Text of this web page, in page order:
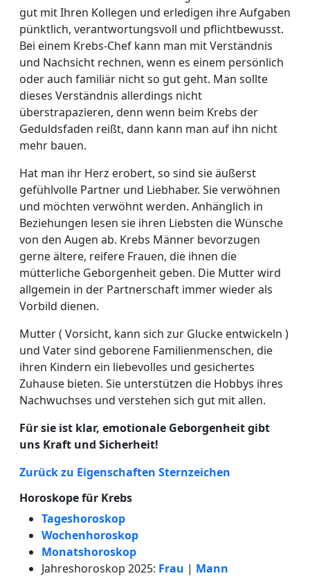
gut mit Ihren Kollegen und erledigen ihre Aufgaben
pünktlich, verantwortungsvoll und pflichtbewusst.
Bei einem Krebs-Chef kann man mit Verständnis
und Nachsicht rechnen, wenn es einem persönlich
oder auch familiär nicht so gut geht. Man sollte
dieses Verständnis allerdings nicht
überstrapazieren, denn wenn beim Krebs der
Geduldsfaden reißt, dann kann man auf ihn nicht
mehr bauen.
Hat man ihr Herz erobert, so sind sie äußerst
gefühlvolle Partner und Liebhaber. Sie verwöhnen
und möchten verwöhnt werden. Anhänglich in
Beziehungen lesen sie ihren Liebsten die Wünsche
von den Augen ab. Krebs Männer bevorzugen
gerne ältere, reifere Frauen, die ihnen die
mütterliche Geborgenheit geben. Die Mutter wird
allgemein in der Partnerschaft immer wieder als
Vorbild dienen.
Mutter ( Vorsicht, kann sich zur Glucke entwickeln )
und Vater sind geborene Familienmenschen, die
ihren Kindern ein liebevolles und gesichertes
Zuhause bieten. Sie unterstützen die Hobbys ihres
Nachwuchses und verstehen sich gut mit allen.
Für sie ist klar, emotionale Geborgenheit gibt
uns Kraft und Sicherheit!
Zurück zu Eigenschaften Sternzeichen
Horoskope für Krebs
Tageshoroskop
Wochenhoroskop
Monatshoroskop
Jahreshoroskop 2025: Frau | Mann